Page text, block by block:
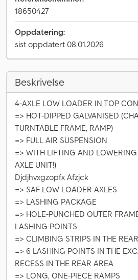
18650427
Oppdatering:
sist oppdatert 08.01.2026
Beskrivelse
4-AXLE LOW LOADER IN TOP
=> HOT-DIPPED GALVANISED
TURNTABLE FRAME, RAMP)
=> FULL AIR SUSPENSION
=> WITH LIFTING AND
AXLE UNIT!)
Djdjhvxgzopfx Afzjck
=> SAF LOW LOADER AXLES
=> LASHING PACKAGE
=> HOLE-PUNCHED OUTER
LASHING POINTS
=> CLIMBING STRIPS IN THE
=> 6 LASHING POINTS IN THE
RECESS IN THE REAR AREA
=> LONG, ONE-PIECE RAMPS